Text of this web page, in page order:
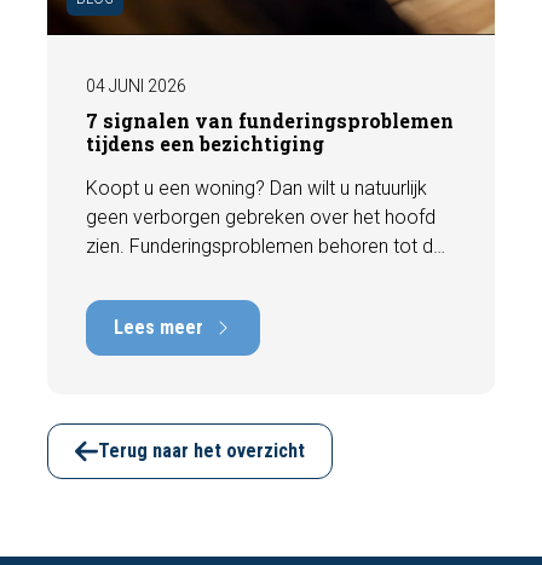
04 JUNI 2026
7 signalen van funderingsproblemen
tijdens een bezichtiging
Koopt u een woning? Dan wilt u natuurlijk
geen verborgen gebreken over het hoofd
zien. Funderingsproblemen behoren tot de
kan hebben, met herstelkosten die kunnen
oplopen tot tienduizenden euro's. Gelukkig
zijn er tijdens een bezichtiging vaak al
funderingsschade of verzakkingen. In dit
artikel bespreken we zeven belangrijke
kenmerken waarop u kunt letten voordat u
Lees meer
Terug naar het overzicht